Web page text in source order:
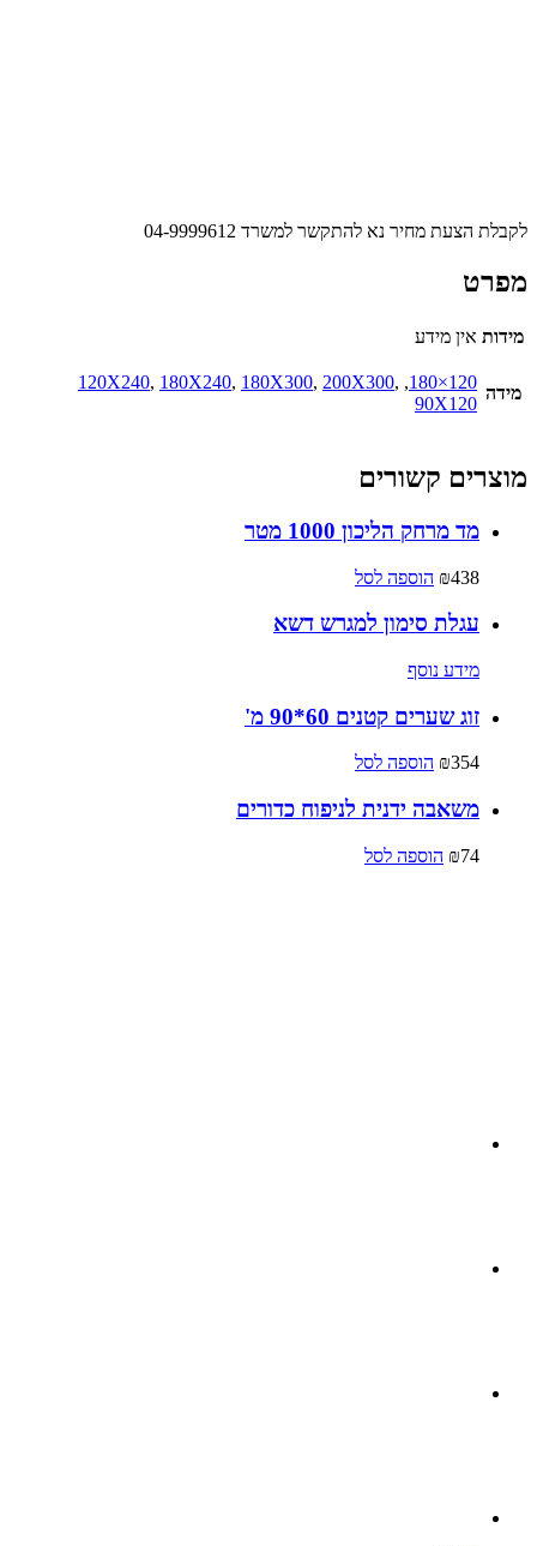
לקבלת הצעת מחיר נא להתקשר למשרד 04-9999612
מפרט
מידות אין מידע
מידה
120×180
,
120X240, 180X240, 180X300, 200X300,
90X120
מוצרים קשורים
מד מרחק הליכון 1000 מטר
₪438 הוספה לסל
עגלת סימון למגרש דשא
מידע נוסף
זוג שערים קטנים 60*90 מ'
₪354 הוספה לסל
משאבה ידנית לניפוח כדורים
₪74 הוספה לסל